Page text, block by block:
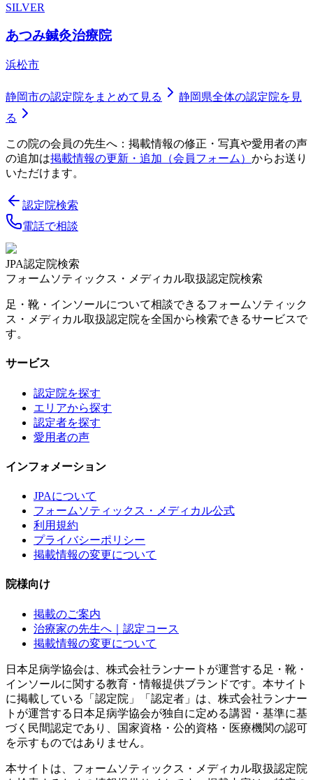
SILVER
あつみ鍼灸治療院
浜松市
静岡市の認定院をまとめて見る 静岡県全体の認定院を見
る
この院の会員の先生へ：掲載情報の修正・写真や愛用者の声
の追加は掲載情報の更新・追加（会員フォーム） からお送り
いただけます。
認定院検索
電話で相談
JPA認定院検索
フォームソティックス・メディカル取扱認定院検索
足・靴・インソールについて相談できるフォームソティック
ス・メディカル取扱認定院を全国から検索できるサービスで
す。
サービス
認定院を探す
エリアから探す
認定者を探す
愛用者の声
インフォメーション
JPAについて
フォームソティックス・メディカル公式
利用規約
プライバシーポリシー
掲載情報の変更について
院様向け
掲載のご案内
治療家の先生へ｜認定コース
掲載情報の変更について
日本足病学協会は、株式会社ランナートが運営する足・靴・
インソールに関する教育・情報提供ブランドです。本サイト
に掲載している「認定院」「認定者」は、株式会社ランナー
トが運営する日本足病学協会が独自に定める講習・基準に基
づく民間認定であり、国家資格・公的資格・医療機関の認可
を示すものではありません。
本サイトは、フォームソティックス・メディカル取扱認定院